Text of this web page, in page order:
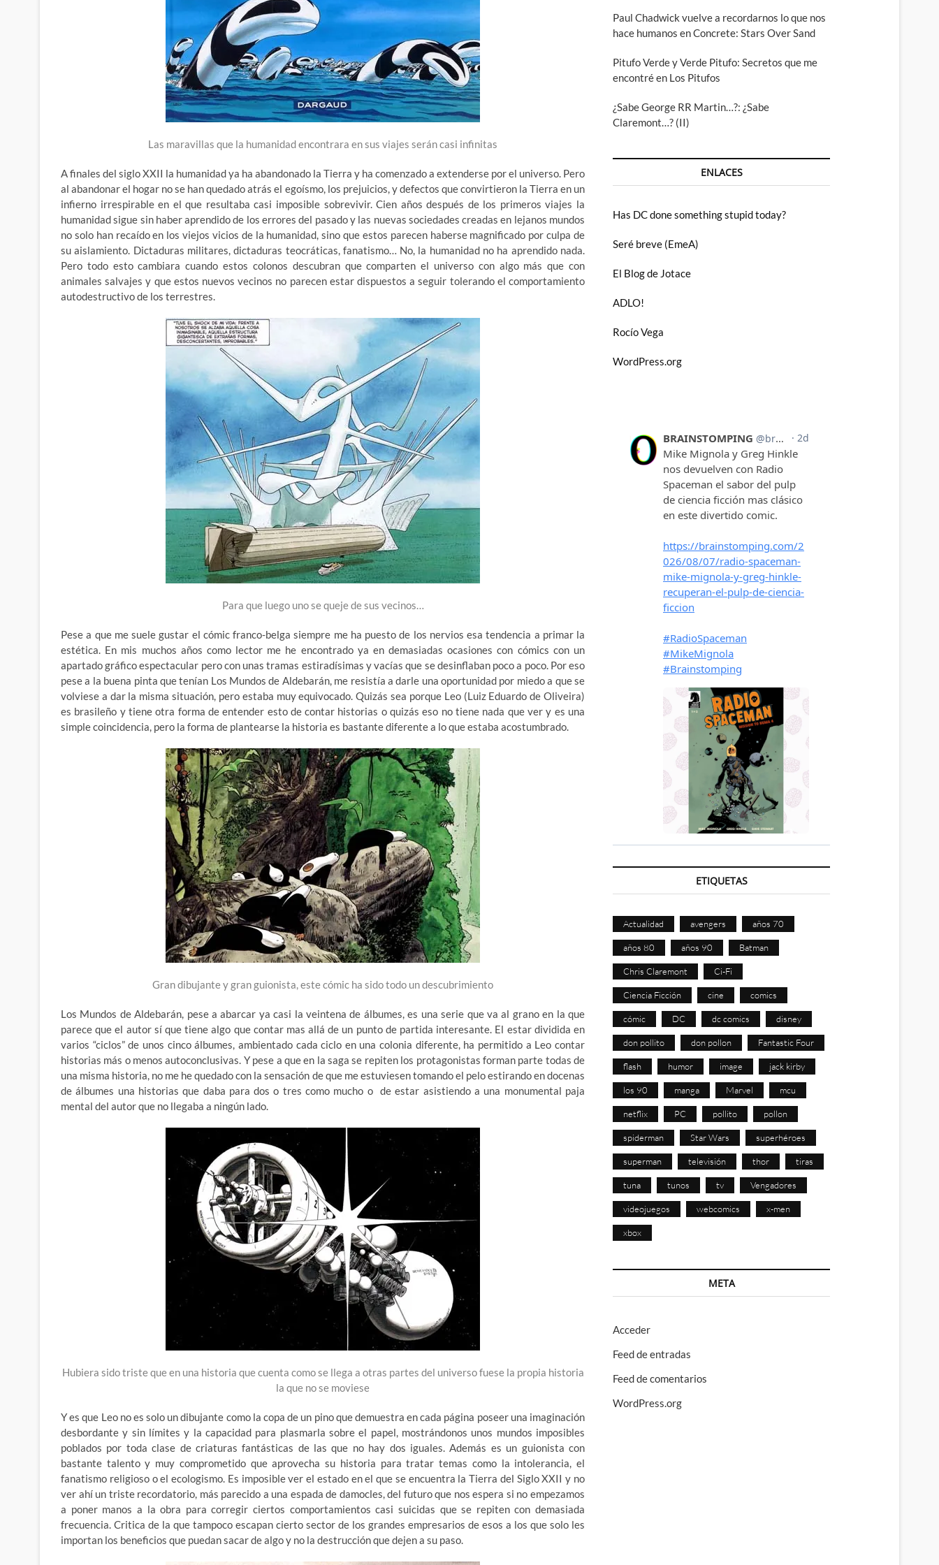
Las maravillas que la humanidad encontrara en sus viajes serán casi infinitas
A finales del siglo XXII la humanidad ya ha abandonado la Tierra y ha comenzado a extenderse por el universo. Pero
al abandonar el hogar no se han quedado atrás el egoísmo, los prejuicios, y defectos que convirtieron la Tierra en un
infierno irrespirable en el que resultaba casi imposible sobrevivir. Cien años después de los primeros viajes la
humanidad sigue sin haber aprendido de los errores del pasado y las nuevas sociedades creadas en lejanos mundos
no solo han recaído en los viejos vicios de la humanidad, sino que estos parecen haberse magnificado por culpa de
su aislamiento. Dictaduras militares, dictaduras teocráticas, fanatismo… No, la humanidad no ha aprendido nada.
Pero todo esto cambiara cuando estos colonos descubran que comparten el universo con algo más que con
animales salvajes y que estos nuevos vecinos no parecen estar dispuestos a seguir tolerando el comportamiento
autodestructivo de los terrestres.
Para que luego uno se queje de sus vecinos…
Pese a que me suele gustar el cómic franco-belga siempre me ha puesto de los nervios esa tendencia a primar la
estética. En mis muchos años como lector me he encontrado ya en demasiadas ocasiones con cómics con un
apartado gráfico espectacular pero con unas tramas estiradísimas y vacías que se desinflaban poco a poco. Por eso
pese a la buena pinta que tenían Los Mundos de Aldebarán, me resistía a darle una oportunidad por miedo a que se
volviese a dar la misma situación, pero estaba muy equivocado. Quizás sea porque Leo (Luiz Eduardo de Oliveira)
es brasileño y tiene otra forma de entender esto de contar historias o quizás eso no tiene nada que ver y es una
simple coincidencia, pero la forma de plantearse la historia es bastante diferente a lo que estaba acostumbrado.
Gran dibujante y gran guionista, este cómic ha sido todo un descubrimiento
Los Mundos de Aldebarán, pese a abarcar ya casi la veintena de álbumes, es una serie que va al grano en la que
parece que el autor sí que tiene algo que contar mas allá de un punto de partida interesante. El estar dividida en
varios “ciclos” de unos cinco álbumes, ambientado cada ciclo en una colonia diferente, ha permitido a Leo contar
historias más o menos autoconclusivas. Y pese a que en la saga se repiten los protagonistas forman parte todas de
una misma historia, no me he quedado con la sensación de que me estuviesen tomando el pelo estirando en docenas
de álbumes una historias que daba para dos o tres como mucho o de estar asistiendo a una monumental paja
mental del autor que no llegaba a ningún lado.
Hubiera sido triste que en una historia que cuenta como se llega a otras partes del universo fuese la propia historia
la que no se moviese
Y es que Leo no es solo un dibujante como la copa de un pino que demuestra en cada página poseer una imaginación
desbordante y sin límites y la capacidad para plasmarla sobre el papel, mostrándonos unos mundos imposibles
poblados por toda clase de criaturas fantásticas de las que no hay dos iguales. Además es un guionista con
bastante talento y muy comprometido que aprovecha su historia para tratar temas como la intolerancia, el
fanatismo religioso o el ecologismo. Es imposible ver el estado en el que se encuentra la Tierra del Siglo XXII y no
ver ahí un triste recordatorio, más parecido a una espada de damocles, del futuro que nos espera si no empezamos
a poner manos a la obra para corregir ciertos comportamientos casi suicidas que se repiten con demasiada
frecuencia. Critica de la que tampoco escapan cierto sector de los grandes empresarios de esos a los que solo les
importan los beneficios que puedan sacar de algo y no la destrucción que dejen a su paso.
Paul Chadwick vuelve a recordarnos lo que nos
hace humanos en Concrete: Stars Over Sand
Pitufo Verde y Verde Pitufo: Secretos que me
encontré en Los Pitufos
¿Sabe George RR Martin…?: ¿Sabe
Claremont…? (II)
ENLACES
Has DC done something stupid today?
Seré breve (EmeA)
El Blog de Jotace
ADLO!
Rocío Vega
WordPress.org
ETIQUETAS
Actualidad avengers años 70
años 80 años 90 Batman
Chris Claremont Ci-Fi
Ciencia Ficción cine comics
cómic DC dc comics disney
don pollito don pollon Fantastic Four
flash humor image jack kirby
los 90 manga Marvel mcu
netflix PC pollito pollon
spiderman Star Wars superhéroes
superman televisión thor tiras
tuna tunos tv Vengadores
videojuegos webcomics x-men
xbox
META
Acceder
Feed de entradas
Feed de comentarios
WordPress.org